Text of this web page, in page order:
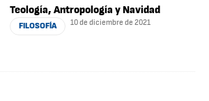
Teología, Antropología y Navidad
FILOSOFÍA 10 de diciembre de 2021